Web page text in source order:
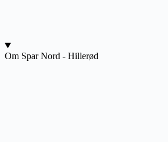
Om Spar Nord - Hillerød